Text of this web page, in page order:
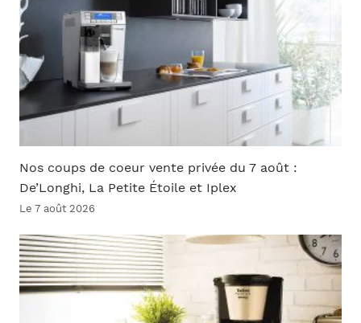
Nos coups de coeur vente privée du 7 août :
De’Longhi, La Petite Étoile et Iplex
Le 7 août 2026